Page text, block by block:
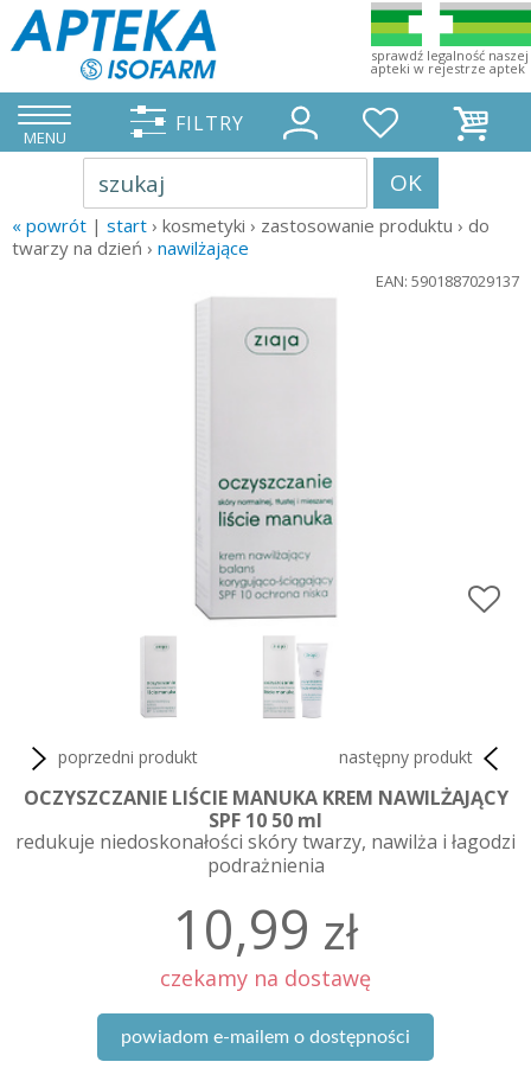
sprawdź legalność naszej
apteki w rejestrze aptek
MENU
FILTRY
szukaj OK
« powrót | start › kosmetyki › zastosowanie produktu › do
twarzy na dzień › nawilżające
EAN: 5901887029137
poprzedni produkt następny produkt
OCZYSZCZANIE LIŚCIE MANUKA KREM NAWILŻAJĄCY
SPF 10 50 ml
redukuje niedoskonałości skóry twarzy, nawilża i łagodzi
podrażnienia
10,99 zł
czekamy na dostawę
powiadom e-mailem o dostępności